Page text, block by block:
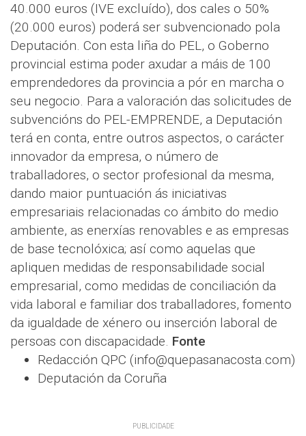
40.000 euros (IVE excluído), dos cales o 50%
(20.000 euros) poderá ser subvencionado pola
Deputación. Con esta liña do PEL, o Goberno
provincial estima poder axudar a máis de 100
emprendedores da provincia a pór en marcha o
seu negocio. Para a valoración das solicitudes de
subvencións do PEL-EMPRENDE, a Deputación
terá en conta, entre outros aspectos, o carácter
innovador da empresa, o número de
traballadores, o sector profesional da mesma,
dando maior puntuación ás iniciativas
empresariais relacionadas co ámbito do medio
ambiente, as enerxías renovables e as empresas
de base tecnolóxica; así como aquelas que
apliquen medidas de responsabilidade social
empresarial, como medidas de conciliación da
vida laboral e familiar dos traballadores, fomento
da igualdade de xénero ou inserción laboral de
persoas con discapacidade. Fonte
Redacción QPC (info@quepasanacosta.com)
Deputación da Coruña